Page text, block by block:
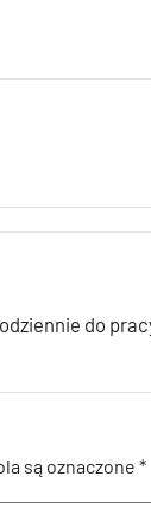
do
są oznaczone *